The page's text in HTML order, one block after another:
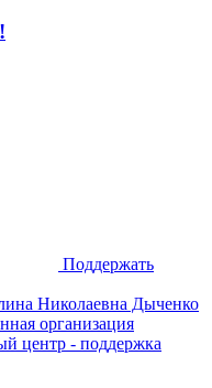
Поддержать
Николаевна Дыченко
организация
центр - поддержка